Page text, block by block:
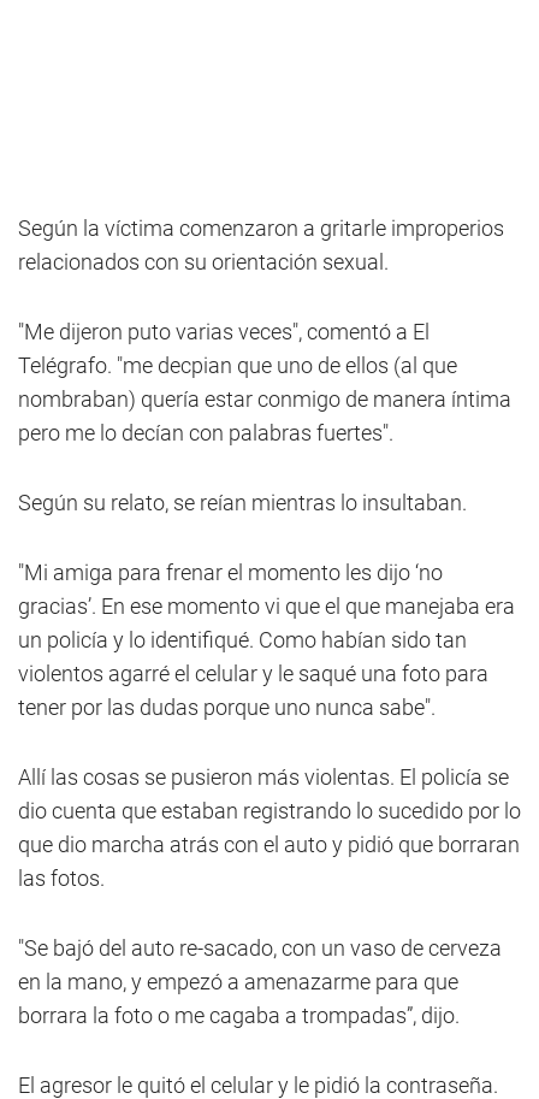
Según la víctima comenzaron a gritarle improperios
relacionados con su orientación sexual.
"Me dijeron puto varias veces", comentó a El
Telégrafo. "me decpian que uno de ellos (al que
nombraban) quería estar conmigo de manera íntima
pero me lo decían con palabras fuertes".
Según su relato, se reían mientras lo insultaban.
"Mi amiga para frenar el momento les dijo ‘no
gracias’. En ese momento vi que el que manejaba era
un policía y lo identifiqué. Como habían sido tan
violentos agarré el celular y le saqué una foto para
tener por las dudas porque uno nunca sabe".
Allí las cosas se pusieron más violentas. El policía se
dio cuenta que estaban registrando lo sucedido por lo
que dio marcha atrás con el auto y pidió que borraran
las fotos.
"Se bajó del auto re-sacado, con un vaso de cerveza
en la mano, y empezó a amenazarme para que
borrara la foto o me cagaba a trompadas”, dijo.
El agresor le quitó el celular y le pidió la contraseña.